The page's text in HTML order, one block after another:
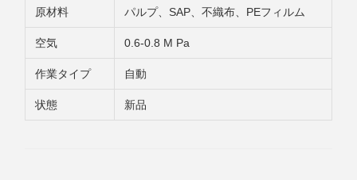
原材料 パルプ、SAP、不織布、PEフィルム
空気 0.6-0.8 M Pa
作業タイプ 自動
状態 新品